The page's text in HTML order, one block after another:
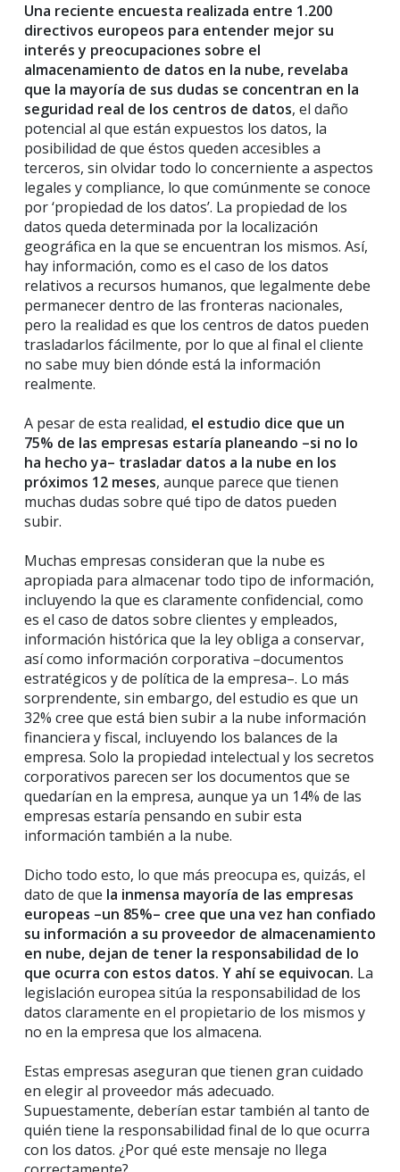
Una reciente encuesta realizada entre 1.200
directivos europeos para entender mejor su
interés y preocupaciones sobre el
almacenamiento de datos en la nube, revelaba
que la mayoría de sus dudas se concentran en la
seguridad real de los centros de datos, el daño
potencial al que están expuestos los datos, la
posibilidad de que éstos queden accesibles a
terceros, sin olvidar todo lo concerniente a aspectos
legales y compliance, lo que comúnmente se conoce
por ‘propiedad de los datos’. La propiedad de los
datos queda determinada por la localización
geográfica en la que se encuentran los mismos. Así,
hay información, como es el caso de los datos
relativos a recursos humanos, que legalmente debe
permanecer dentro de las fronteras nacionales,
pero la realidad es que los centros de datos pueden
trasladarlos fácilmente, por lo que al final el cliente
no sabe muy bien dónde está la información
realmente.
A pesar de esta realidad, el estudio dice que un
75% de las empresas estaría planeando –si no lo
ha hecho ya– trasladar datos a la nube en los
próximos 12 meses, aunque parece que tienen
muchas dudas sobre qué tipo de datos pueden
subir.
Muchas empresas consideran que la nube es
apropiada para almacenar todo tipo de información,
incluyendo la que es claramente confidencial, como
es el caso de datos sobre clientes y empleados,
información histórica que la ley obliga a conservar,
así como información corporativa –documentos
estratégicos y de política de la empresa–. Lo más
sorprendente, sin embargo, del estudio es que un
32% cree que está bien subir a la nube información
financiera y fiscal, incluyendo los balances de la
empresa. Solo la propiedad intelectual y los secretos
corporativos parecen ser los documentos que se
quedarían en la empresa, aunque ya un 14% de las
empresas estaría pensando en subir esta
información también a la nube.
Dicho todo esto, lo que más preocupa es, quizás, el
dato de que la inmensa mayoría de las empresas
europeas –un 85%– cree que una vez han confiado
su información a su proveedor de almacenamiento
en nube, dejan de tener la responsabilidad de lo
que ocurra con estos datos. Y ahí se equivocan. La
legislación europea sitúa la responsabilidad de los
datos claramente en el propietario de los mismos y
no en la empresa que los almacena.
Estas empresas aseguran que tienen gran cuidado
en elegir al proveedor más adecuado.
Supuestamente, deberían estar también al tanto de
quién tiene la responsabilidad final de lo que ocurra
con los datos. ¿Por qué este mensaje no llega